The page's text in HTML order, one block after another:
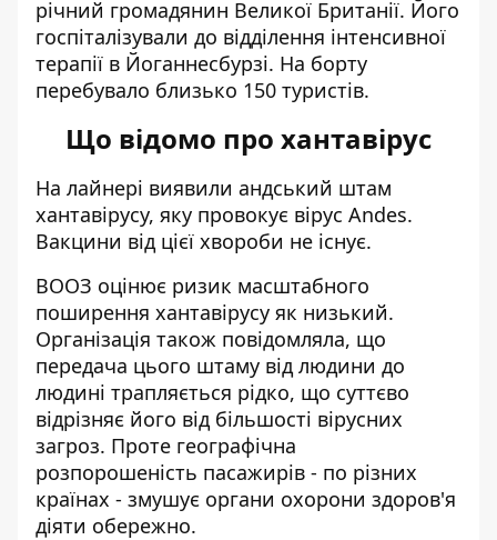
річний громадянин Великої Британії. Його
госпіталізували до відділення інтенсивної
терапії в Йоганнесбурзі. На борту
перебувало близько 150 туристів.
Що відомо про хантавірус
На лайнері виявили андський штам
хантавірусу, яку провокує вірус Andes.
Вакцини від цієї хвороби не існує.
ВООЗ оцінює ризик масштабного
поширення хантавірусу як низький.
Організація також повідомляла, що
передача цього штаму від людини до
людині трапляється рідко, що суттєво
відрізняє його від більшості вірусних
загроз. Проте географічна
розпорошеність пасажирів - по різних
країнах - змушує органи охорони здоров'я
діяти обережно.